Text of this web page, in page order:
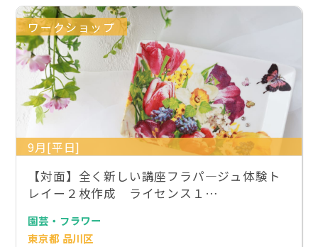
ワークショップ
9月[平日]
【対面】全く新しい講座フラパ―ジュ体験ト
レイー２枚作成 ライセンス１…
園芸・フラワー
東京都 品川区